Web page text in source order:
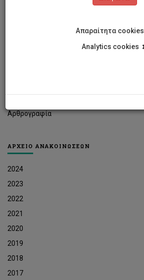
Αρθρογραφία
ΑΡΧΕΙΟ ΑΝΑΚΟΙΝΩΣΕΩΝ
2024
2023
2022
2021
2020
2019
2018
2017
Απαραίτητα cookies
Analytics cookies